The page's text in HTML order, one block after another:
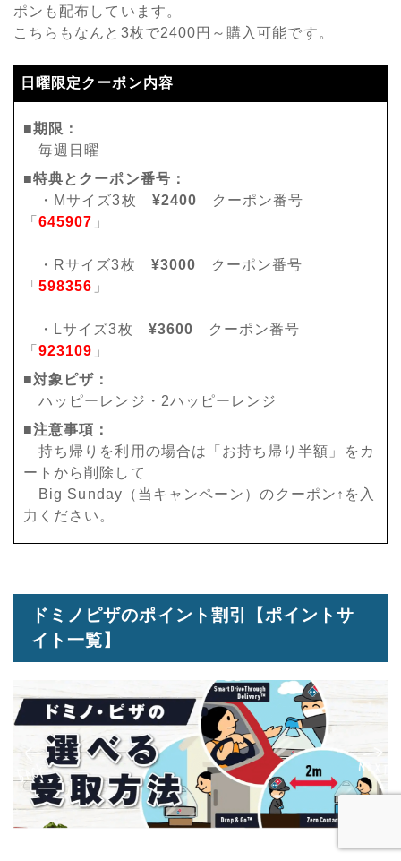
ポンも配布しています。
こちらもなんと3枚で2400円～購入可能です。
日曜限定クーポン内容
■期限：
毎週日曜
■特典とクーポン番号：
・Mサイズ3枚 ¥2400 クーポン番号
「645907 」
・Rサイズ3枚 ¥3000 クーポン番号
「598356 」
・Lサイズ3枚 ¥3600 クーポン番号
「923109 」
■対象ピザ：
ハッピーレンジ・2ハッピーレンジ
■注意事項：
持ち帰りを利用の場合は「お持ち帰り半額」をカ
ートから削除して
Big Sunday（当キャンペーン）のクーポン↑を入
力ください。
ドミノピザのポイント割引【ポイントサ
イト一覧】